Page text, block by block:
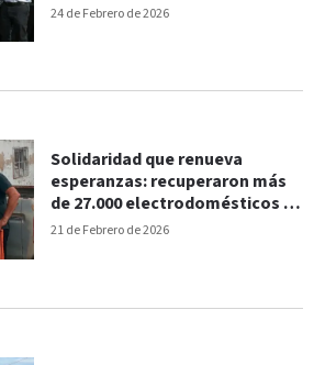
24 de Febrero de 2026
21 de Febrero de 2026
Solidaridad que renueva
esperanzas: recuperaron más
de 27.000 electrodomésticos y
los donaron